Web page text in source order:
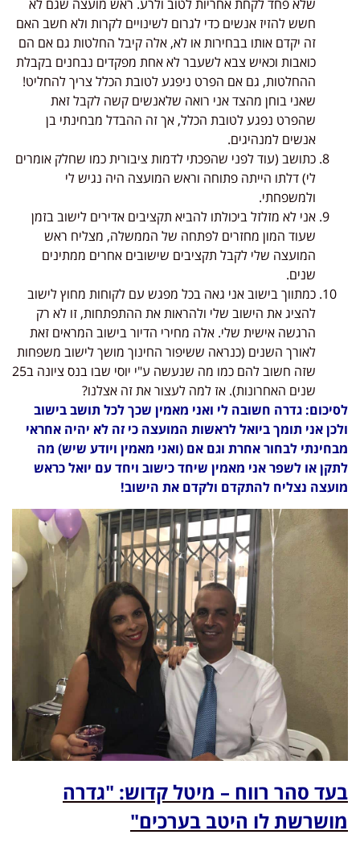
שלא פחד לקחת אחריות לטוב ולרע. ראש מועצה שגם לא
חשש להזיז אנשים כדי לגרום לשינויים לקרות ולא חשב האם
זה יקדם אותו בבחירות או לא, אלה קיבל החלטות גם אם הם
כואבות וכאיש צבא לשעבר לא אחת מפקדים נבחנים בקבלת
ההחלטות, גם אם הפרט ניפגע לטובת הכלל צריך להחליט!
שאני בוחן מהצד אני רואה שלאנשים קשה לקבל זאת
שהפרט נפגע לטובת הכלל, אך זה ההבדל מבחינתי בן
אנשים למנהיגים.
כתושב (עוד לפני שהפכתי לדמות ציבורית כמו שחלק אומרים
לי) דלתו הייתה פתוחה וראש המועצה היה נגיש לי
ולמשפחתי.
אני לא מזלזל ביכולתו להביא תקציבים אדירים לישוב בזמן
שעוד המון מחזרים לפתחה של הממשלה, מצליח ראש
המועצה שלי לקבל תקציבים שישובים אחרים ממתינים
שנים.
כמתווך בישוב אני גאה בכל מפגש עם לקוחות מחוץ לישוב
להציג את הישוב שלי ולהראות את ההתפתחות, זו לא רק
הרגשה אישית שלי. אלה מחירי הדיור בישוב המראים זאת
לאורך השנים (כנראה ששיפור החינוך מושך לישוב משפחות
שזה חשוב להם כמו מה שנעשה ע"י יוסי שבו בנס ציונה ב25
שנים האחרונות). אז למה לעצור את זה אצלנו?
לסיכום: גדרה חשובה לי ואני מאמין שכך לכל תושב בישוב
ולכן אני תומך ביואל לראשות המועצה כי זה לא יהיה אחראי
מבחינתי לבחור אחרת וגם אם (ואני מאמין ויודע שיש) מה
לתקן או לשפר אני מאמין שיחד כישוב ויחד עם יואל כראש
מועצה נצליח להתקדם ולקדם את הישוב!
בעד סהר רווח – מיטל קדוש: "גדרה
מושרשת לו היטב בערכים"